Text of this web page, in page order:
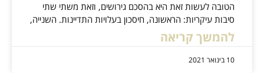
הטובה לעשות זאת היא בהסכם גירושים, וזאת משתי שתי
סיבות עיקריות: הראשונה, חיסכון בעלויות התדיינות. השנייה,
להמשך קריאה
10 בינואר 2021